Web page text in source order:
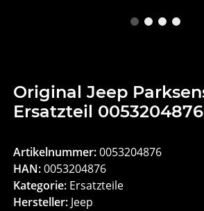
Original Jeep
Ersatzteil 0053204876
Artikelnummer:0053204876
HAN:0053204876
Kategorie: Ersatzteile
Hersteller: Jeep